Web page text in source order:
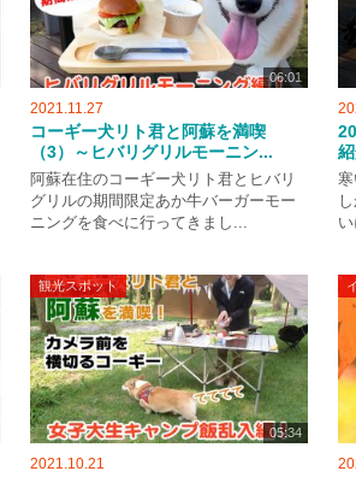
06:01
2021.11.27
コーギー犬リト君と阿蘇を満喫
（3）～ヒバリグリルモーニン...
阿蘇在住のコーギー犬リト君とヒバリ
グリルの期間限定あか牛バーガーモー
ニングを食べに行ってきまし...
観光スポット
05:34
2021.10.21